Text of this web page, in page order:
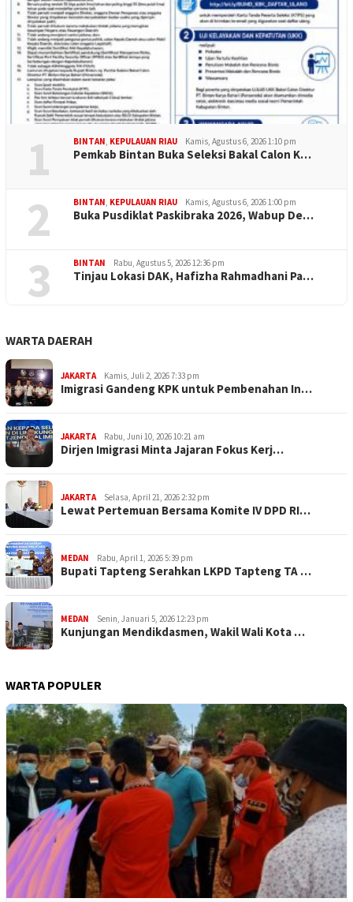
1 BINTAN, KEPULAUAN RIAU Kamis, Agustus 6, 2026 1:10 pm
Pemkab Bintan Buka Seleksi Bakal Calon K…
2 BINTAN, KEPULAUAN RIAU Kamis, Agustus 6, 2026 1:00 pm
Buka Pusdiklat Paskibraka 2026, Wabup De…
3 BINTAN Rabu, Agustus 5, 2026 12:36 pm
Tinjau Lokasi DAK, Hafizha Rahmadhani Pa…
WARTA DAERAH
JAKARTA Kamis, Juli 2, 2026 7:33 pm
Imigrasi Gandeng KPK untuk Pembenahan In…
JAKARTA Rabu, Juni 10, 2026 10:21 am
Dirjen Imigrasi Minta Jajaran Fokus Kerj…
JAKARTA Selasa, April 21, 2026 2:32 pm
Lewat Pertemuan Bersama Komite IV DPD RI…
MEDAN Rabu, April 1, 2026 5:39 pm
Bupati Tapteng Serahkan LKPD Tapteng TA …
MEDAN Senin, Januari 5, 2026 12:23 pm
Kunjungan Mendikdasmen, Wakil Wali Kota …
WARTA POPULER